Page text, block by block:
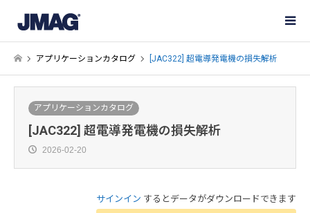
アプリケーションカタログ [JAC322] 超電導発電機の損失解析
アプリケーションカタログ
[JAC322] 超電導発電機の損失解析
2026-02-20
サインイン するとデータがダウンロードできます